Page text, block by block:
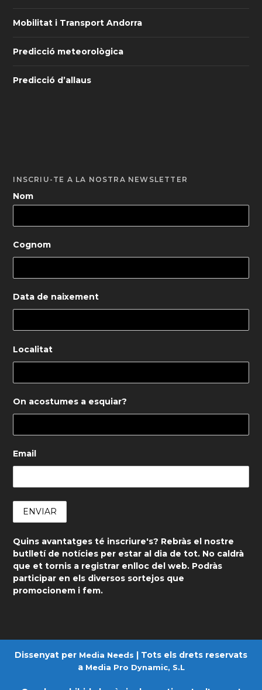
Mobilitat i Transport Andorra
Predicció meteorològica
Predicció d’allaus
INSCRIU-TE A LA NOSTRA NEWSLETTER
Nom
Cognom
Data de naixement
Localitat
On acostumes a esquiar?
Email
Quins avantatges té inscriure's? Rebràs el nostre
butlletí de notícies per estar al dia de tot. No caldrà
que et tornis a registrar enlloc del web. Podràs
participar en els diversos sortejos que
promocionem i fem.
Dissenyat per Media Needs | Tots els drets reservats
a Media Pro Dynamic, S.L